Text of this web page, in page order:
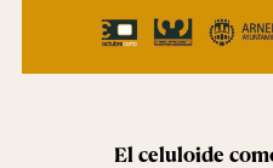
El celuloide